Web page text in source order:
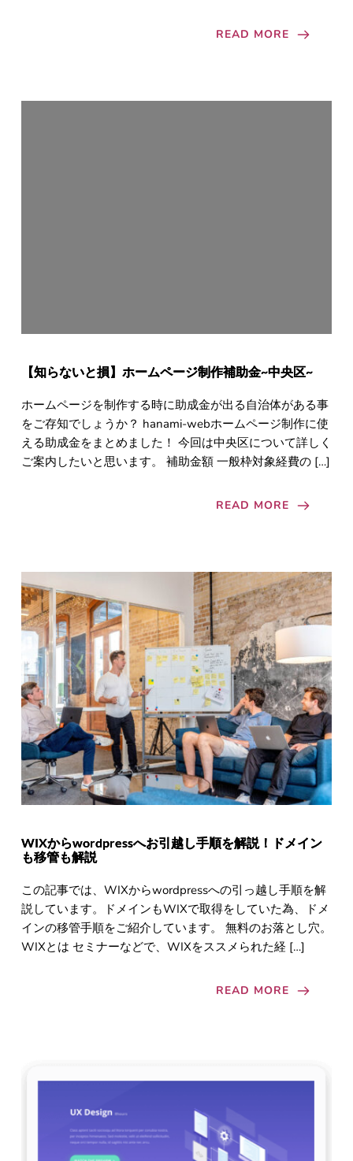
READ MORE
【知らないと損】ホームページ制作補助金~中央区~
ホームページを制作する時に助成金が出る自治体がある事
をご存知でしょうか？ hanami-webホームページ制作に使
える助成金をまとめました！ 今回は中央区について詳しく
ご案内したいと思います。 補助金額 一般枠対象経費の […]
READ MORE
WIXからwordpressへお引越し手順を解説！ドメイン
も移管も解説
この記事では、WIXからwordpressへの引っ越し手順を解
説しています。ドメインもWIXで取得をしていた為、ドメ
インの移管手順をご紹介しています。 無料のお落とし穴。
WIXとは セミナーなどで、WIXをススメられた経 […]
READ MORE